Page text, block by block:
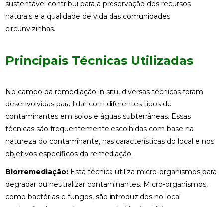
sustentável contribui para a preservação dos recursos
naturais e a qualidade de vida das comunidades
circunvizinhas.
Principais Técnicas Utilizadas
No campo da remediação in situ, diversas técnicas foram
desenvolvidas para lidar com diferentes tipos de
contaminantes em solos e águas subterrâneas. Essas
técnicas são frequentemente escolhidas com base na
natureza do contaminante, nas características do local e nos
objetivos específicos da remediação.
Biorremediação:Esta técnica utiliza micro-organismos para
degradar ou neutralizar contaminantes. Micro-organismos,
como bactérias e fungos, são introduzidos no local